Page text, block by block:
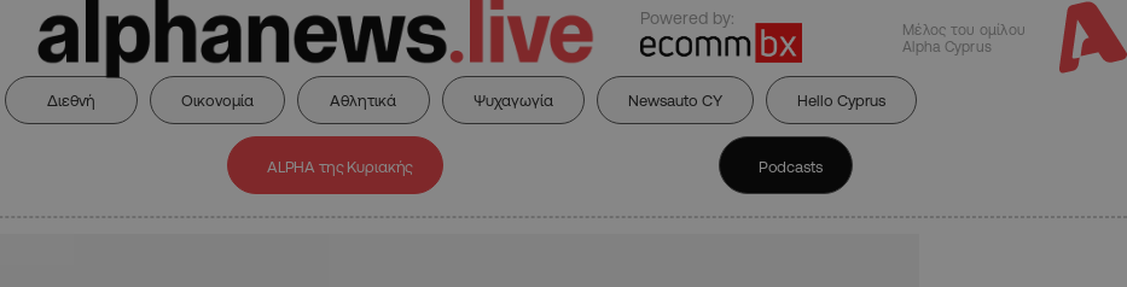
Powered by:
Μέλος του ομίλου
Alpha Cyprus
Διεθνή Οικονομία Αθλητικά Ψυχαγωγία Newsauto CY Hello Cyprus
ALPHA της Κυριακής Podcasts